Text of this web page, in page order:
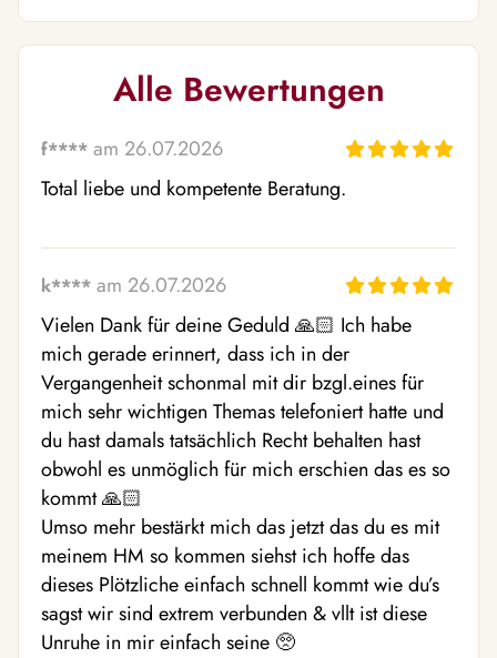
Alle Bewertungen
f**** am 26.07.2026
Total liebe und kompetente Beratung.
k**** am 26.07.2026
Vielen Dank für deine Geduld 🙏🏻 Ich habe
mich gerade erinnert, dass ich in der
Vergangenheit schonmal mit dir bzgl.eines für
mich sehr wichtigen Themas telefoniert hatte und
du hast damals tatsächlich Recht behalten hast
obwohl es unmöglich für mich erschien das es so
kommt 🙏🏻
Umso mehr bestärkt mich das jetzt das du es mit
meinem HM so kommen siehst ich hoffe das
dieses Plötzliche einfach schnell kommt wie du’s
sagst wir sind extrem verbunden & vllt ist diese
Unruhe in mir einfach seine 🥺